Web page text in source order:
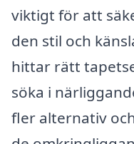
viktigt för att
den stil och
hittar rätt
söka i
fler alternativ